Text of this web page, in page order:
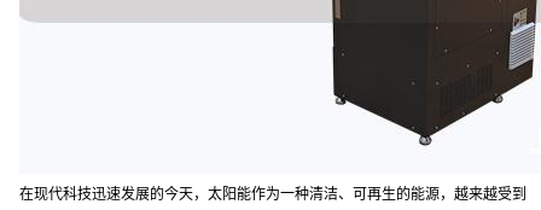
在现代科技迅速发展的今天，太阳能作为一种清洁、可再生的能源，越来越受到